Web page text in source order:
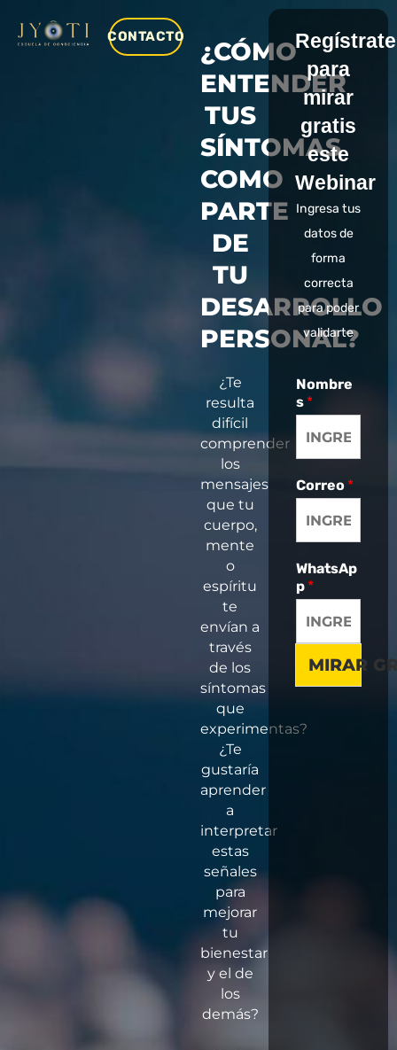
CONTACTO
¿CÓMO
ENTENDER
TUS
SÍNTOMAS
COMO
PARTE
DE
TU
DESARROLLO
PERSONAL?
¿Te
resulta
difícil
comprender
los
mensajes
que tu
cuerpo,
mente
o
espíritu
te
envían a
través
de los
síntomas
que
experimentas?
¿Te
gustaría
aprender
a
interpretar
estas
señales
para
mejorar
tu
bienestar
y el de
los
demás?
Regístrate
para
mirar
gratis
este
Webinar
Ingresa tus
datos de
forma
correcta
para poder
validarte
Nombre
s *
Correo *
WhatsAp
p *
MIRAR